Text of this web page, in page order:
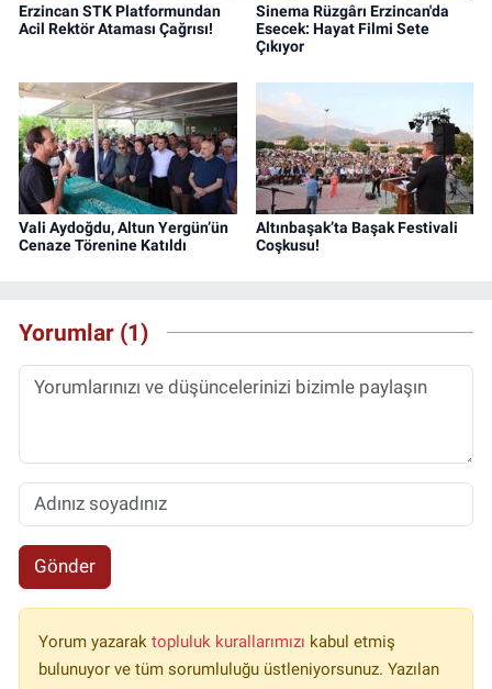
Erzincan STK Platformundan
Acil Rektör Ataması Çağrısı!
Sinema Rüzgârı Erzincan'da
Esecek: Hayat Filmi Sete
Çıkıyor
Vali Aydoğdu, Altun Yergün’ün
Cenaze Törenine Katıldı
Altınbaşak’ta Başak Festivali
Coşkusu!
Yorumlar (1)
Gönder
Yorum yazarak topluluk kurallarımızı kabul etmiş
bulunuyor ve tüm sorumluluğu üstleniyorsunuz. Yazılan